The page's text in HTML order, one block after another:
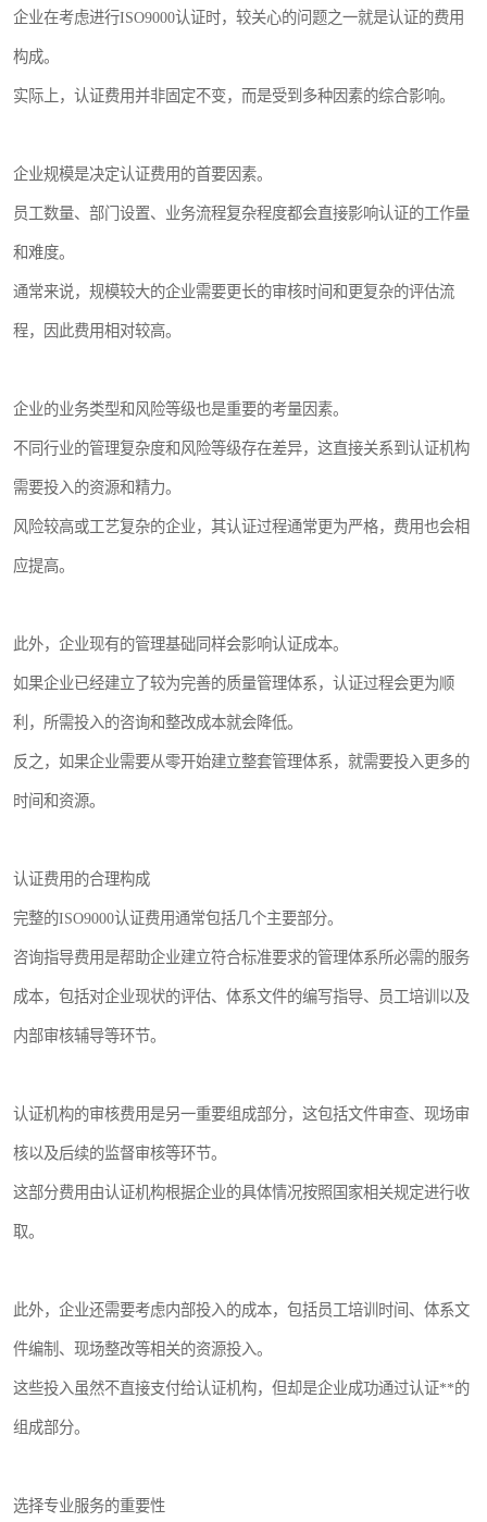
企业在考虑进行ISO9000认证时，较关心的问题之一就是认证的费用
构成。
实际上，认证费用并非固定不变，而是受到多种因素的综合影响。
企业规模是决定认证费用的首要因素。
员工数量、部门设置、业务流程复杂程度都会直接影响认证的工作量
和难度。
通常来说，规模较大的企业需要更长的审核时间和更复杂的评估流
程，因此费用相对较高。
企业的业务类型和风险等级也是重要的考量因素。
不同行业的管理复杂度和风险等级存在差异，这直接关系到认证机构
需要投入的资源和精力。
风险较高或工艺复杂的企业，其认证过程通常更为严格，费用也会相
应提高。
此外，企业现有的管理基础同样会影响认证成本。
如果企业已经建立了较为完善的质量管理体系，认证过程会更为顺
利，所需投入的咨询和整改成本就会降低。
反之，如果企业需要从零开始建立整套管理体系，就需要投入更多的
时间和资源。
认证费用的合理构成
完整的ISO9000认证费用通常包括几个主要部分。
咨询指导费用是帮助企业建立符合标准要求的管理体系所必需的服务
成本，包括对企业现状的评估、体系文件的编写指导、员工培训以及
内部审核辅导等环节。
认证机构的审核费用是另一重要组成部分，这包括文件审查、现场审
核以及后续的监督审核等环节。
这部分费用由认证机构根据企业的具体情况按照国家相关规定进行收
取。
此外，企业还需要考虑内部投入的成本，包括员工培训时间、体系文
件编制、现场整改等相关的资源投入。
这些投入虽然不直接支付给认证机构，但却是企业成功通过认证**的
组成部分。
选择专业服务的重要性